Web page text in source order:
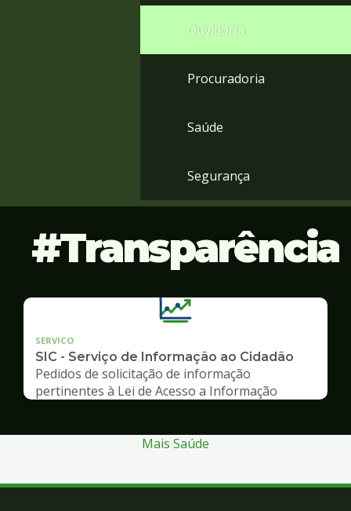
Ouvidoria
Procuradoria
Saúde
Segurança
Transparência
SERVICO
SIC - Serviço de Informação ao Cidadão
Pedidos de solicitação de informação
pertinentes à Lei de Acesso a Informação
Mais Saúde